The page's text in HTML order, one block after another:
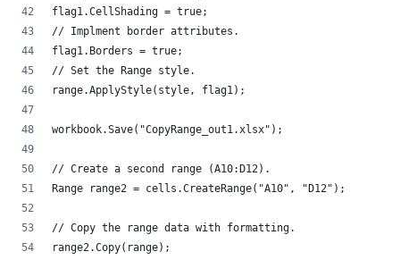
flag1.CellShading = true;
// Implment border attributes.
flag1.Borders = true;
// Set the Range style.
range.ApplyStyle(style, flag1);
workbook.Save("CopyRange_out1.xlsx");
// Create a second range (A10:D12).
Range range2 = cells.CreateRange("A10", "D12");
// Copy the range data with formatting.
range2.Copy(range);